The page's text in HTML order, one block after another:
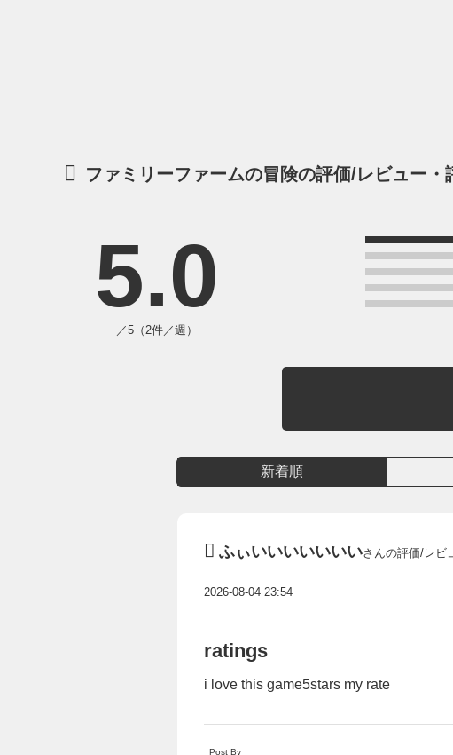
ファミリーファームの冒険の評価/レビュー・
5.0
／5（2件／週）
新着順
ふぃいいいいいいいさんの評価/レビ
2026-08-04 23:54
ratings
i love this game5stars my rate
Post By